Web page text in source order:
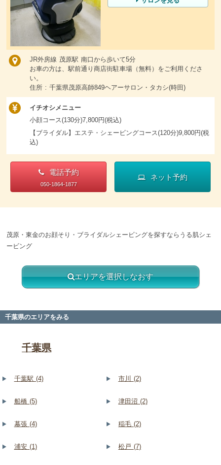
JR外房線 茂原駅 南口から歩いて5分
お車の方は、駅前通り商店街駐車場（無料）をご利用くださ
い。
住所 : 千葉県茂原高師849ヘアーサロン・タカシ(時田)
イチオシメニュー
小顔コース(130分)7,800円(税込)
【ブライダル】エステ・シェービングコース(120分)9,800円(税
込)
電話予約
050-1864-1877
ネット予約
茂原・東金のお顔そり・ブライダルシェービングを探すならうる肌シェ
ービング
エリアを選択しなおす
千葉県のエリアをみる
千葉県
千葉駅 (4) 市川 (2)
船橋 (5) 津田沼 (2)
幕張 (4) 稲毛 (2)
浦安 (1) 松戸 (7)